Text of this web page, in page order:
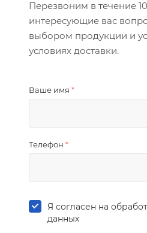
Перезвоним в течение
интересующие вас
выбором продукции и
условиях доставки.
Ваше имя *
Телефон *
Я согласен на
данных